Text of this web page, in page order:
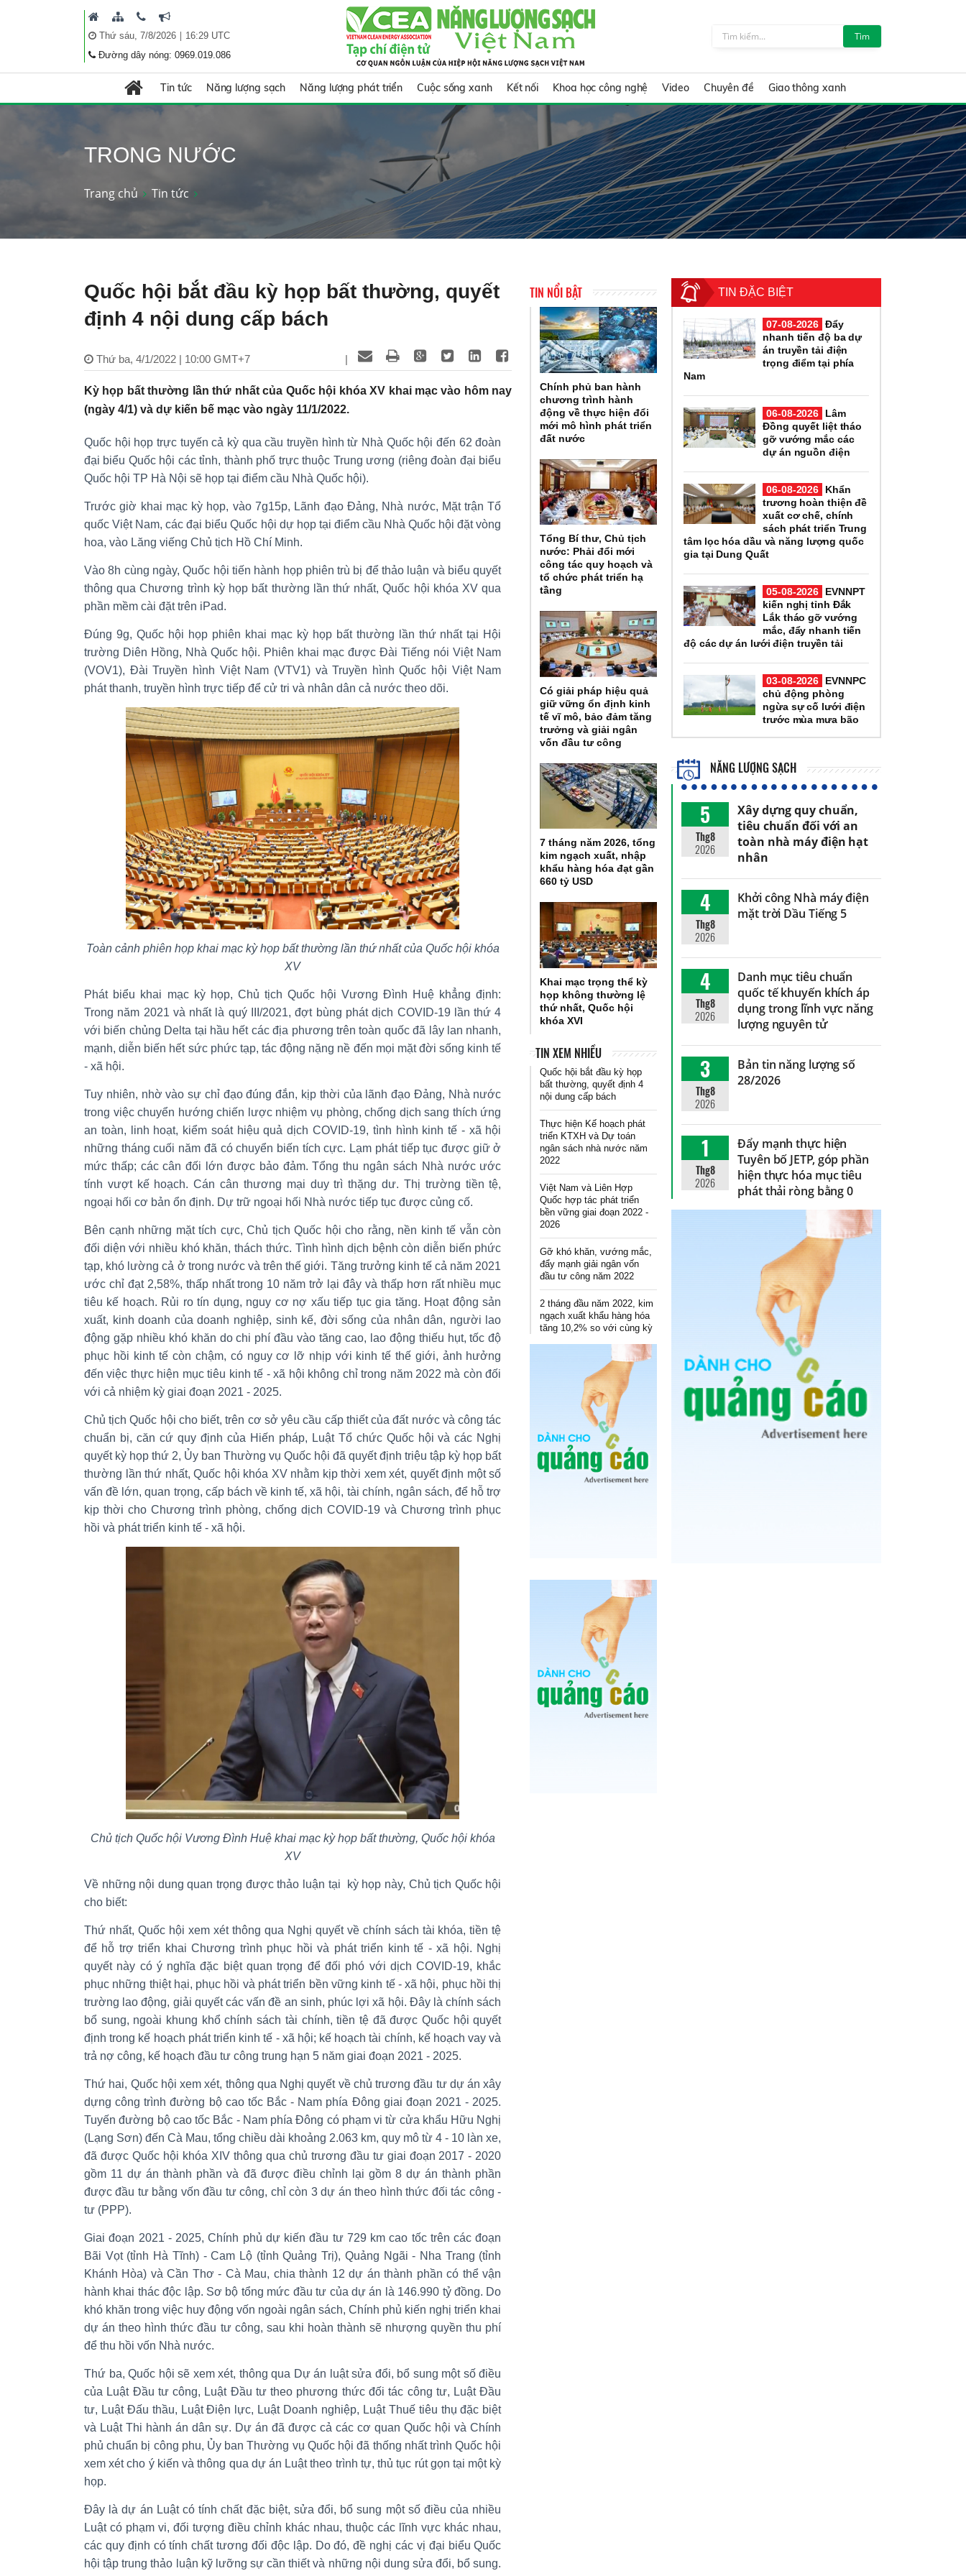
Thứ sáu, 7/8/2026| 16:29 UTC
Đường dây nóng: 0969.019.086
Tìm
Tin tức Năng lượng sạch Năng lượng phát triển Cuộc sống xanh Kết nối Khoa học công nghệ Video Chuyên đề Giao thông xanh
TRONG NƯỚC
Trang chủ Tin tức
Quốc hội bắt đầu kỳ họp bất thường, quyết
định 4 nội dung cấp bách
Thứ ba, 4/1/2022 | 10:00 GMT+7 |
Kỳ họp bất thường lần thứ nhất của Quốc hội khóa XV khai mạc vào hôm nay
(ngày 4/1) và dự kiến bế mạc vào ngày 11/1/2022.
Quốc hội họp trực tuyến cả kỳ qua cầu truyền hình từ Nhà Quốc hội đến 62 đoàn
đại biểu Quốc hội các tỉnh, thành phố trực thuộc Trung ương (riêng đoàn đại biểu
Quốc hội TP Hà Nội sẽ họp tại điểm cầu Nhà Quốc hội).
Trước giờ khai mạc kỳ họp, vào 7g15p, Lãnh đạo Đảng, Nhà nước, Mặt trận Tổ
quốc Việt Nam, các đại biểu Quốc hội dự họp tại điểm cầu Nhà Quốc hội đặt vòng
hoa, vào Lăng viếng Chủ tịch Hồ Chí Minh.
Vào 8h cùng ngày, Quốc hội tiến hành họp phiên trù bị để thảo luận và biểu quyết
thông qua Chương trình kỳ họp bất thường lần thứ nhất, Quốc hội khóa XV qua
phần mềm cài đặt trên iPad.
Đúng 9g, Quốc hội họp phiên khai mạc kỳ họp bất thường lần thứ nhất tại Hội
trường Diên Hồng, Nhà Quốc hội. Phiên khai mạc được Đài Tiếng nói Việt Nam
(VOV1), Đài Truyền hình Việt Nam (VTV1) và Truyền hình Quốc hội Việt Nam
phát thanh, truyền hình trực tiếp để cử tri và nhân dân cả nước theo dõi.
Toàn cảnh phiên họp khai mạc kỳ họp bất thường lần thứ nhất của Quốc hội khóa
XV
Phát biểu khai mạc kỳ họp, Chủ tịch Quốc hội Vương Đình Huệ khẳng định:
Trong năm 2021 và nhất là quý III/2021, đợt bùng phát dịch COVID-19 lần thứ 4
với biến chủng Delta tại hầu hết các địa phương trên toàn quốc đã lây lan nhanh,
mạnh, diễn biến hết sức phức tạp, tác động nặng nề đến mọi mặt đời sống kinh tế
- xã hội.
Tuy nhiên, nhờ vào sự chỉ đạo đúng đắn, kịp thời của lãnh đạo Đảng, Nhà nước
trong việc chuyển hướng chiến lược nhiệm vụ phòng, chống dịch sang thích ứng
an toàn, linh hoạt, kiểm soát hiệu quả dịch COVID-19, tình hình kinh tế - xã hội
những tháng cuối năm đã có chuyển biến tích cực. Lạm phát tiếp tục được giữ ở
mức thấp; các cân đối lớn được bảo đảm. Tổng thu ngân sách Nhà nước ước
tính vượt kế hoạch. Cán cân thương mại duy trì thặng dư. Thị trường tiền tệ,
ngoại hối cơ bản ổn định. Dự trữ ngoại hối Nhà nước tiếp tục được củng cố.
Bên cạnh những mặt tích cực, Chủ tịch Quốc hội cho rằng, nền kinh tế vẫn còn
đối diện với nhiều khó khăn, thách thức. Tình hình dịch bệnh còn diễn biến phức
tạp, khó lường cả ở trong nước và trên thế giới. Tăng trưởng kinh tế cả năm 2021
ước chỉ đạt 2,58%, thấp nhất trong 10 năm trở lại đây và thấp hơn rất nhiều mục
tiêu kế hoạch. Rủi ro tín dụng, nguy cơ nợ xấu tiếp tục gia tăng. Hoạt động sản
xuất, kinh doanh của doanh nghiệp, sinh kế, đời sống của nhân dân, người lao
động gặp nhiều khó khăn do chi phí đầu vào tăng cao, lao động thiếu hụt, tốc độ
phục hồi kinh tế còn chậm, có nguy cơ lỡ nhịp với kinh tế thế giới, ảnh hưởng
đến việc thực hiện mục tiêu kinh tế - xã hội không chỉ trong năm 2022 mà còn đối
với cả nhiệm kỳ giai đoạn 2021 - 2025.
Chủ tịch Quốc hội cho biết, trên cơ sở yêu cầu cấp thiết của đất nước và công tác
chuẩn bị, căn cứ quy định của Hiến pháp, Luật Tổ chức Quốc hội và các Nghị
quyết kỳ họp thứ 2, Ủy ban Thường vụ Quốc hội đã quyết định triệu tập kỳ họp bất
thường lần thứ nhất, Quốc hội khóa XV nhằm kịp thời xem xét, quyết định một số
vấn đề lớn, quan trọng, cấp bách về kinh tế, xã hội, tài chính, ngân sách, để hỗ trợ
kịp thời cho Chương trình phòng, chống dịch COVID-19 và Chương trình phục
hồi và phát triển kinh tế - xã hội.
Chủ tịch Quốc hội Vương Đình Huệ khai mạc kỳ họp bất thường, Quốc hội khóa
XV
Về những nội dung quan trọng được thảo luận tại kỳ họp này, Chủ tịch Quốc hội
cho biết:
Thứ nhất, Quốc hội xem xét thông qua Nghị quyết về chính sách tài khóa, tiền tệ
để hỗ trợ triển khai Chương trình phục hồi và phát triển kinh tế - xã hội. Nghị
quyết này có ý nghĩa đặc biệt quan trọng để đối phó với dịch COVID-19, khắc
phục những thiệt hại, phục hồi và phát triển bền vững kinh tế - xã hội, phục hồi thị
trường lao động, giải quyết các vấn đề an sinh, phúc lợi xã hội. Đây là chính sách
bổ sung, ngoài khung khổ chính sách tài chính, tiền tệ đã được Quốc hội quyết
định trong kế hoạch phát triển kinh tế - xã hội; kế hoạch tài chính, kế hoạch vay và
trả nợ công, kế hoạch đầu tư công trung hạn 5 năm giai đoạn 2021 - 2025.
Thứ hai, Quốc hội xem xét, thông qua Nghị quyết về chủ trương đầu tư dự án xây
dựng công trình đường bộ cao tốc Bắc - Nam phía Đông giai đoạn 2021 - 2025.
Tuyến đường bộ cao tốc Bắc - Nam phía Đông có phạm vi từ cửa khẩu Hữu Nghị
(Lạng Sơn) đến Cà Mau, tổng chiều dài khoảng 2.063 km, quy mô từ 4 - 10 làn xe,
đã được Quốc hội khóa XIV thông qua chủ trương đầu tư giai đoạn 2017 - 2020
gồm 11 dự án thành phần và đã được điều chỉnh lại gồm 8 dự án thành phần
được đầu tư bằng vốn đầu tư công, chỉ còn 3 dự án theo hình thức đối tác công -
tư (PPP).
Giai đoạn 2021 - 2025, Chính phủ dự kiến đầu tư 729 km cao tốc trên các đoạn
Bãi Vọt (tỉnh Hà Tĩnh) - Cam Lộ (tỉnh Quảng Trị), Quảng Ngãi - Nha Trang (tỉnh
Khánh Hòa) và Cần Thơ - Cà Mau, chia thành 12 dự án thành phần có thể vận
hành khai thác độc lập. Sơ bộ tổng mức đầu tư của dự án là 146.990 tỷ đồng. Do
khó khăn trong việc huy động vốn ngoài ngân sách, Chính phủ kiến nghị triển khai
dự án theo hình thức đầu tư công, sau khi hoàn thành sẽ nhượng quyền thu phí
để thu hồi vốn Nhà nước.
Thứ ba, Quốc hội sẽ xem xét, thông qua Dự án luật sửa đổi, bổ sung một số điều
của Luật Đầu tư công, Luật Đầu tư theo phương thức đối tác công tư, Luật Đầu
tư, Luật Đấu thầu, Luật Điện lực, Luật Doanh nghiệp, Luật Thuế tiêu thụ đặc biệt
và Luật Thi hành án dân sự. Dự án đã được cả các cơ quan Quốc hội và Chính
phủ chuẩn bị công phu, Ủy ban Thường vụ Quốc hội đã thống nhất trình Quốc hội
xem xét cho ý kiến và thông qua dự án Luật theo trình tự, thủ tục rút gọn tại một kỳ
họp.
Đây là dự án Luật có tính chất đặc biệt, sửa đổi, bổ sung một số điều của nhiều
Luật có phạm vi, đối tượng điều chỉnh khác nhau, thuộc các lĩnh vực khác nhau,
các quy định có tính chất tương đối độc lập. Do đó, đề nghị các vị đại biểu Quốc
hội tập trung thảo luận kỹ lưỡng sự cần thiết và những nội dung sửa đổi, bổ sung.
TIN NỔI BẬT
Chính phủ ban hành
chương trình hành
động về thực hiện đổi
mới mô hình phát triển
đất nước
Tổng Bí thư, Chủ tịch
nước: Phải đổi mới
công tác quy hoạch và
tổ chức phát triển hạ
tầng
Có giải pháp hiệu quả
giữ vững ổn định kinh
tế vĩ mô, bảo đảm tăng
trưởng và giải ngân
vốn đầu tư công
7 tháng năm 2026, tổng
kim ngạch xuất, nhập
khẩu hàng hóa đạt gần
660 tỷ USD
Khai mạc trọng thể kỳ
họp không thường lệ
thứ nhất, Quốc hội
khóa XVI
TIN XEM NHIỀU
Quốc hội bắt đầu kỳ họp
bất thường, quyết định 4
nội dung cấp bách
Thực hiện Kế hoạch phát
triển KTXH và Dự toán
ngân sách nhà nước năm
2022
Việt Nam và Liên Hợp
Quốc hợp tác phát triển
bền vững giai đoạn 2022 -
2026
Gỡ khó khăn, vướng mắc,
đẩy mạnh giải ngân vốn
đầu tư công năm 2022
2 tháng đầu năm 2022, kim
ngạch xuất khẩu hàng hóa
tăng 10,2% so với cùng kỳ
TIN ĐẶC BIỆT
07-08-2026 Đẩy
nhanh tiến độ ba dự
án truyền tải điện
trọng điểm tại phía
Nam
06-08-2026
Lâm
Đồng quyết liệt tháo
gỡ vướng mắc các
dự án nguồn điện
06-08-2026
Khẩn
trương hoàn thiện đề
xuất cơ chế, chính
sách phát triển Trung
tâm lọc hóa dầu và năng lượng quốc
gia tại Dung Quất
05-08-2026
EVNNPT
kiến nghị tỉnh Đắk
Lắk tháo gỡ vướng
mắc, đẩy nhanh tiến
độ các dự án lưới điện truyền tải
03-08-2026
EVNNPC
chủ động phòng
ngừa sự cố lưới điện
trước mùa mưa bão
NĂNG LƯỢNG SẠCH
5
Thg8
2026
Xây dựng quy chuẩn,
tiêu chuẩn đối với an
toàn nhà máy điện hạt
nhân
4
Thg8
2026
Khởi công Nhà máy điện
mặt trời Dầu Tiếng 5
4
Thg8
2026
Danh mục tiêu chuẩn
quốc tế khuyến khích áp
dụng trong lĩnh vực năng
lượng nguyên tử
3
Thg8
2026
Bản tin năng lượng số
28/2026
1
Thg8
2026
Đẩy mạnh thực hiện
Tuyên bố JETP, góp phần
hiện thực hóa mục tiêu
phát thải ròng bằng 0